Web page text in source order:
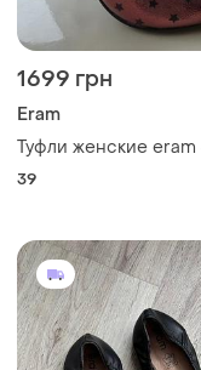
1699 грн
Eram
Туфли женские eram
39